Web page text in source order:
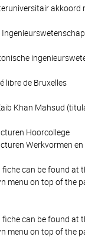
akkoord
libre de Bruxelles
Khan Mahsud
Hoorcollege
Werkvormen en
fiche can be found at
menu on top of the
fiche can be found at
menu on top of the